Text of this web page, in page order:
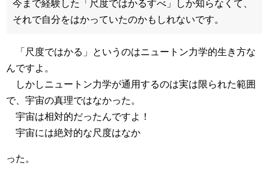
今まで経験した「尺度ではかるすべ」しか知らなくて、
それで自分をはかっていたのかもしれないです。
「尺度ではかる」というのはニュートン力学的生き方な
んですよ。
しかしニュートン力学が通用するのは実は限られた範囲
で、宇宙の真理ではなかった。
宇宙は相対的だったんですよ！
宇宙には絶対的な尺度はなか
った。